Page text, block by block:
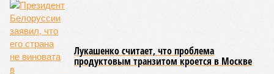
Лукашенко считает, что проблема
продуктовым транзитом кроется в Москве